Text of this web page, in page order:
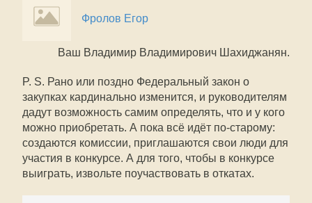
Фролов Егор
Ваш Владимир Владимирович Шахиджанян.
P. S. Рано или поздно Федеральный закон о
закупках кардинально изменится, и руководителям
дадут возможность самим определять, что и у кого
можно приобретать. А пока всё идёт по-старому:
создаются комиссии, приглашаются свои люди для
участия в конкурсе. А для того, чтобы в конкурсе
выиграть, извольте поучаствовать в откатах.